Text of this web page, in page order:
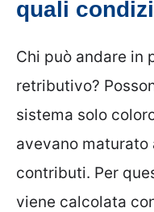
quali
Chi può andare in
retributivo?
sistema solo
avevano maturato
contributi. Per
viene calcolata